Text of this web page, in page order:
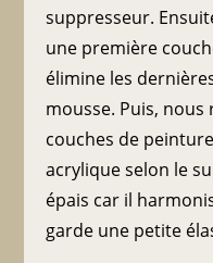
suppresseur.
une première
élimine les
mousse. Puis,
couches de
acrylique selon le
épais car il
garde une petite